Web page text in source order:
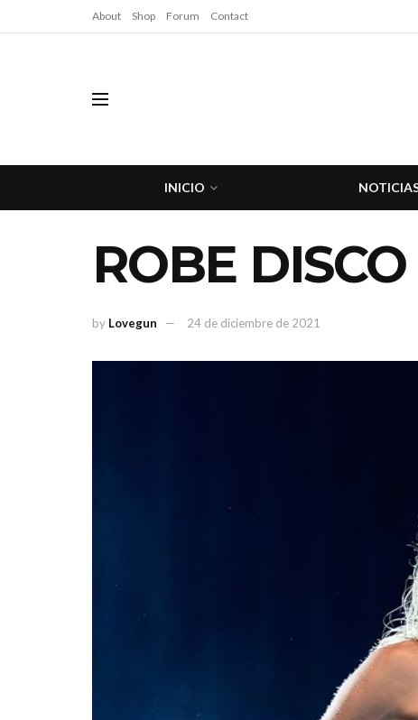
About Shop Forum Contact
INICIO
ROBE
by Lovegun 24 de diciembre de 2021